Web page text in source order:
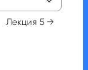
Лекция 5 →